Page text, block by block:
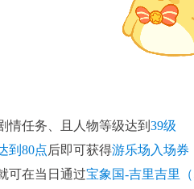
游》手游《蔬菜精灵》联动系列
情任务、且人物等级达到 39级
到80点后即可获得游乐场入场券
可在当日通过宝象国-吉里吉里（